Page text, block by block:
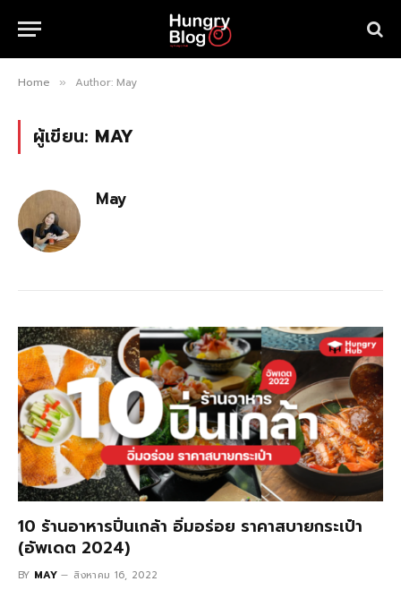
Home » Author: May
ผู้เขียน: MAY
May
10 ร้านอาหารปิ่นเกล้า อิ่มอร่อย ราคาสบายกระเป๋า
(อัพเดต 2024)
BY MAY สิงหาคม 16, 2022